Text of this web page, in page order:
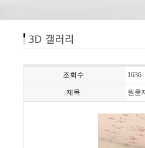
조회수
1636
제목 원룸